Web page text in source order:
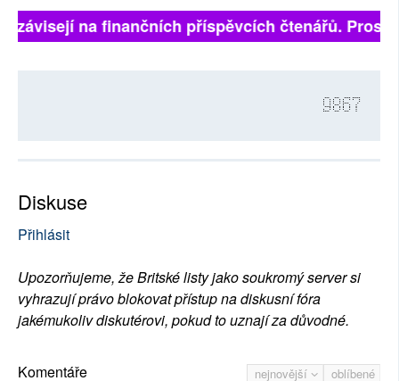
závisejí na finančních příspěvcích čtenářů.
9867
Diskuse
Přihlásit
Upozorňujeme, že Britské listy jako soukromý server si
vyhrazují právo blokovat přístup na diskusní fóra
jakémukoliv diskutérovi, pokud to uznají za důvodné.
nejnovější oblíbené
Komentáře